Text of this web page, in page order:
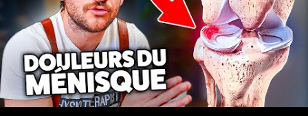
ménisque. La convalescence est plus exigeante,
car le tissu doit se consolider avant toute mise en
charge progressive.
Facteurs influençant la
durée d’arrêt (âge, métier,